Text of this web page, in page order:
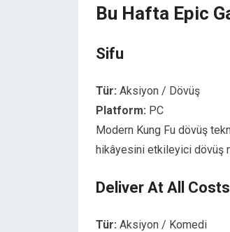
Bu Hafta Epic
Sifu
Tür: Aksiyon / Dövüş
Platform: PC
Modern Kung Fu dövüş
hikâyesini etkileyici dövüş
Deliver At All Costs
Tür: Aksiyon / Komedi